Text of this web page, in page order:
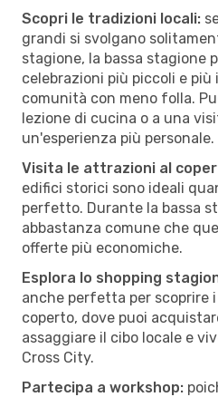
Scopri le tradizioni locali:
grandi si svolgano
stagione, la bassa stagione
celebrazioni più piccoli e
comunità con meno folla.
lezione di cucina o a una
un'esperienza più personale.
Visita le attrazioni al
edifici storici sono ideali
perfetto. Durante la bassa
abbastanza comune che
offerte più economiche.
Esplora lo shopping
anche perfetta per scoprire
coperto, dove puoi
assaggiare il cibo locale e
Cross City.
Partecipa a workshop: